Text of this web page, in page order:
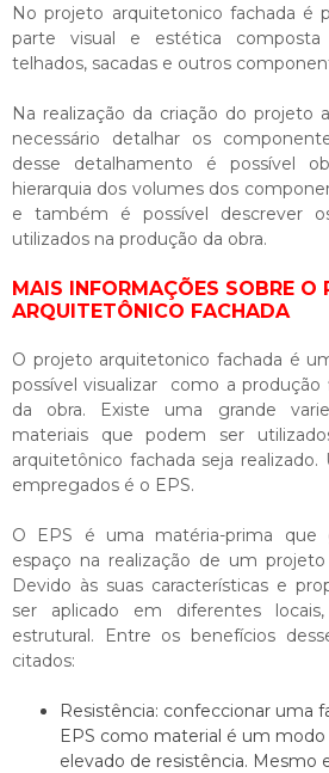
Noprojeto arquitetonico fachada é
parte visual e estética composta
telhados, sacadas e outros
Na realização da criação do projeto
necessário detalhar os
desse detalhamento é possível
hierarquia dos volumes dos
e também é possível descrever
utilizados na produção da obra.
MAIS INFORMAÇÕES SOBRE O
ARQUITETÔNICO FACHADA
O projeto arquitetonico fachada é
possível visualizar como a produção
da obra. Existe uma grande
materiais que podem ser
arquitetônico fachada seja
empregados é o EPS.
O EPS é uma matéria-prima que
espaço na realização de um
Devido às suas características e
ser aplicado em diferentes
estrutural. Entre os benefícios
citados:
Resistência: confeccionar uma fachada utilizando o
EPS como material é um
elevado de resistência. Mesmo